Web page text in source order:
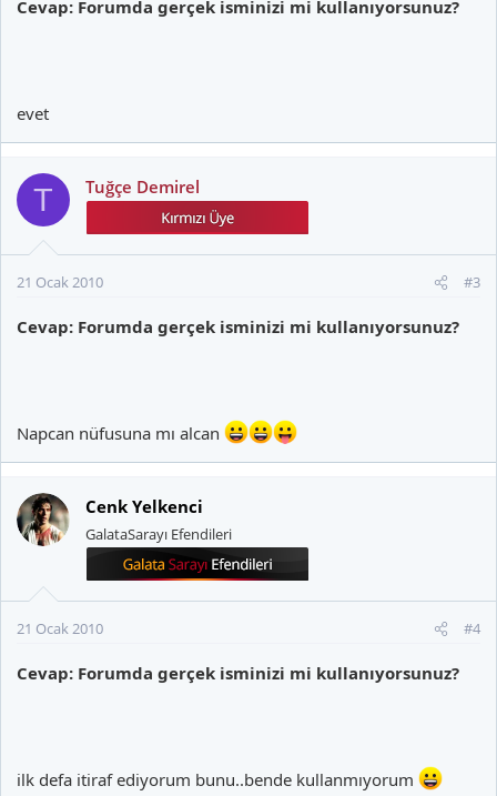
Cevap: Forumda gerçek isminizi mi kullanıyorsunuz?
evet
T Tuğçe Demirel
21 Ocak 2010 #3
Cevap: Forumda gerçek isminizi mi kullanıyorsunuz?
Napcan nüfusuna mı alcan
Cenk Yelkenci
GalataSarayı Efendileri
21 Ocak 2010 #4
Cevap: Forumda gerçek isminizi mi kullanıyorsunuz?
ilk defa itiraf ediyorum bunu..bende kullanmıyorum